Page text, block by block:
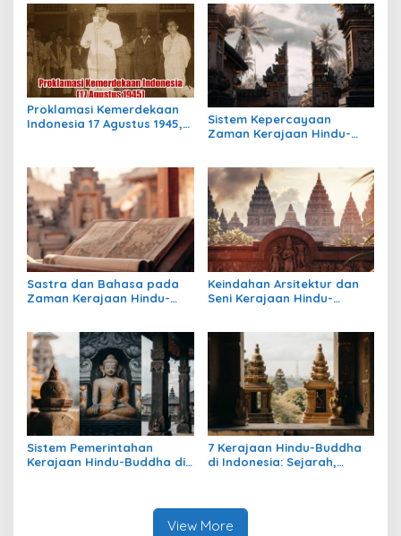
Proklamasi Kemerdekaan
Indonesia 17 Agustus 1945,
Sistem Kepercayaan
Zaman Kerajaan Hindu-
Masih Bertahan
Sastra dan Bahasa pada
Zaman Kerajaan Hindu-
Keindahan Arsitektur dan
Seni Kerajaan Hindu-
Sistem Pemerintahan
Kerajaan Hindu-Buddha di
7 Kerajaan Hindu-Buddha
di Indonesia: Sejarah,
View More